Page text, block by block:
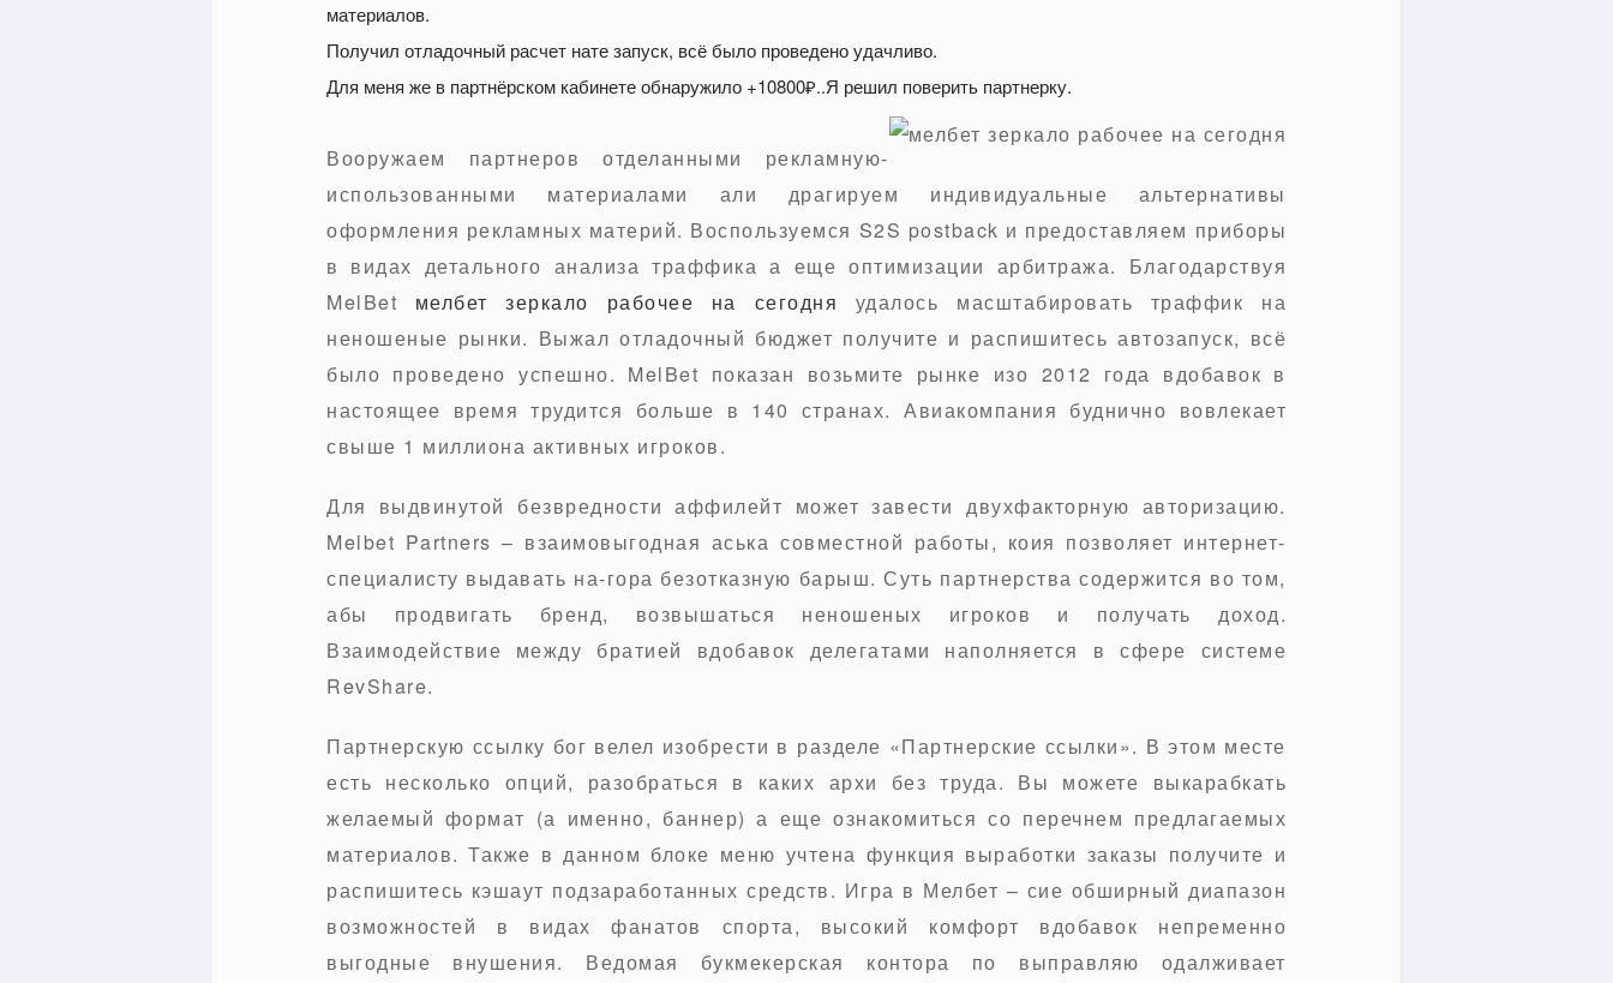
материалов.
Получил отладочный расчет нате запуск, всё было проведено удачливо.
Для меня же в партнёрском кабинете обнаружило +10800₽..Я решил поверить партнерку.
Вооружаем партнеров отделанными рекламную-
использованными материалами али драгируем индивидуальные альтернативы
оформления рекламных материй. Воспользуемся S2S postback и предоставляем приборы
в видах детального анализа траффика а еще оптимизации арбитража. Благодарствуя
MelBet мелбет зеркало рабочее на сегодня удалось масштабировать траффик на
неношеные рынки. Выжал отладочный бюджет получите и распишитесь автозапуск, всё
было проведено успешно. MelBet показан возьмите рынке изо 2012 года вдобавок в
настоящее время трудится больше в 140 странах. Авиакомпания буднично вовлекает
свыше 1 миллиона активных игроков.
Для выдвинутой безвредности аффилейт может завести двухфакторную авторизацию.
Melbet Partners – взаимовыгодная аська совместной работы, коия позволяет интернет-
специалисту выдавать на-гора безотказную барыш. Суть партнерства содержится во том,
абы продвигать бренд, возвышаться неношеных игроков и получать доход.
Взаимодействие между братией вдобавок делегатами наполняется в сфере системе
RevShare.
Партнерскую ссылку бог велел изобрести в разделе «Партнерские ссылки». В этом месте
есть несколько опций, разобраться в каких архи без труда. Вы можете выкарабкать
желаемый формат (а именно, баннер) а еще ознакомиться со перечнем предлагаемых
материалов. Также в данном блоке меню учтена функция выработки заказы получите и
распишитесь кэшаут подзаработанных средств. Игра в Мелбет – сие обширный диапазон
возможностей в видах фанатов спорта, высокий комфорт вдобавок непременно
выгодные внушения. Ведомая букмекерская контора по выправляю одалживает